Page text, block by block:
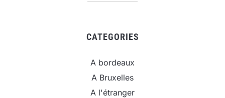
CATEGORIES
A bordeaux
A Bruxelles
A l'étranger